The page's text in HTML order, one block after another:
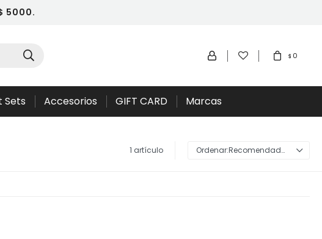
5000.
Sets Accesorios GIFT CARD Marcas
$ 0
1 artículo Recomendados